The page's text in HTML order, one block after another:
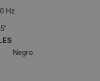
Hz
Negro